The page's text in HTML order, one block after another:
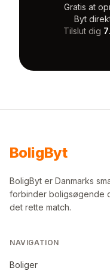
Gratis at
Byt
Tilslut dig
BoligByt
BoligByt er Danmarks
forbinder boligsøgende
det rette match.
NAVIGATION
Boliger